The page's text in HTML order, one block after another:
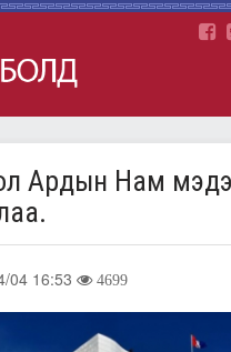
Ардын Нам
04 16:53 4699